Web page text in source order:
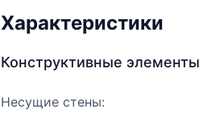
Характеристики
Конструктивные элементы
Несущие стены: